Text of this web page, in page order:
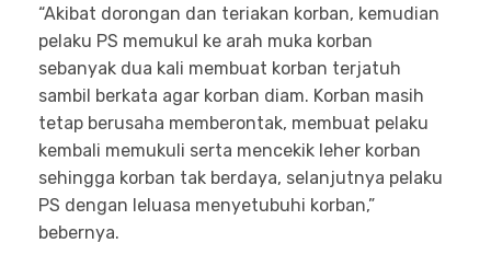
“Akibat dorongan dan teriakan korban, kemudian
pelaku PS memukul ke arah muka korban
sebanyak dua kali membuat korban terjatuh
sambil berkata agar korban diam. Korban masih
tetap berusaha memberontak, membuat pelaku
kembali memukuli serta mencekik leher korban
sehingga korban tak berdaya, selanjutnya pelaku
PS dengan leluasa menyetubuhi korban,”
bebernya.